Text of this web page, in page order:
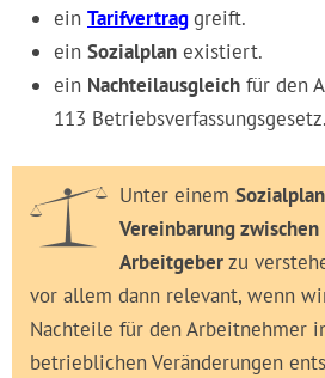
ein Tarifvertraggreift.
ein Sozialplan existiert.
ein Nachteilausgleich für den
113 Betriebsverfassungsgesetz.
Unter einem
Vereinbarung
Arbeitgeberzu
vor allem dann relevant, wenn
Nachteile für den Arbeitnehmer
betrieblichen Veränderungen